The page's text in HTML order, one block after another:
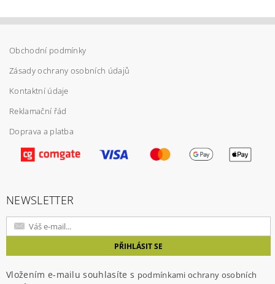
Vložením hodnocení souhlasíte spodmínkami
ochrany osobních údajů
Obchodní podmínky
Zásady ochrany osobních údajů
Kontaktní údaje
Reklamační řád
Doprava a platba
NEWSLETTER
Vložením e-mailu souhlasíte s podmínkami ochrany osobních